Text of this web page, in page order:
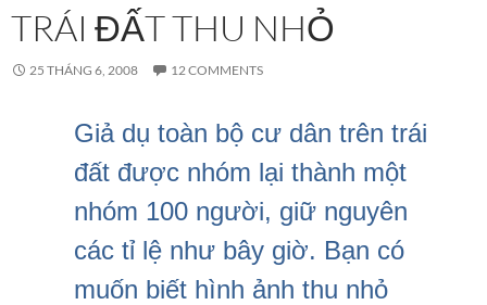
TRÁI ĐẤT THU NHỎ
25 THÁNG 6, 2008 12 COMMENTS
Giả dụ toàn bộ cư dân trên trái
đất được nhóm lại thành một
nhóm 100 người, giữ nguyên
các tỉ lệ như bây giờ. Bạn có
muốn biết hình ảnh thu nhỏ